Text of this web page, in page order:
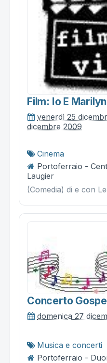
Film: Io E Marilyn
venerdì 25
dicembre 2009
Cinema
Portoferraio -
Laugier
(Comedia) di e con
Concerto
domenica 27
Musica e concerti
Portoferraio -